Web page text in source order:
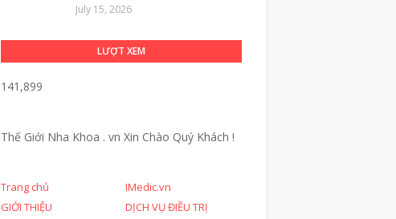
July 15, 2026
LƯỢT XEM
141,899
Thế Giới Nha Khoa . vn Xin Chào Quý Khách !
Trang chủ
IMedic.vn
GIỚI THIỆU
DỊCH VỤ ĐIỀU TRỊ